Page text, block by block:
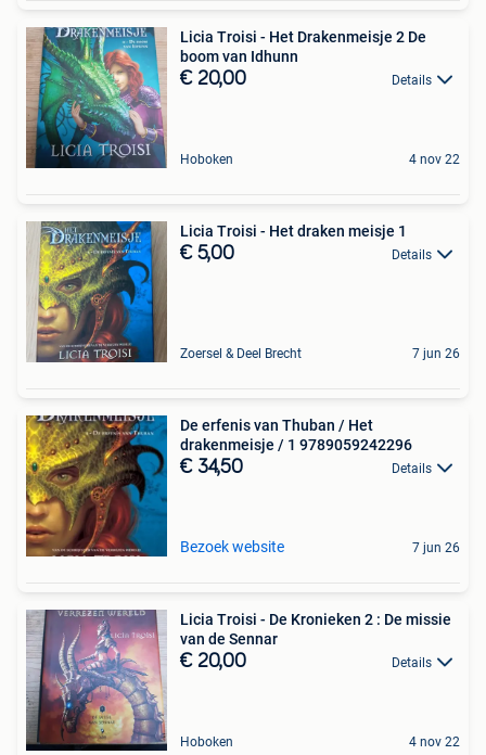
Licia Troisi - Het Drakenmeisje 2 De
boom van Idhunn
€ 20,00 Details
Hoboken 4 nov 22
Licia Troisi - Het draken meisje 1
€ 5,00 Details
Zoersel & Deel Brecht 7 jun 26
De erfenis van Thuban / Het
drakenmeisje / 1 9789059242296
€ 34,50 Details
Bezoek website 7 jun 26
Licia Troisi - De Kronieken 2 : De missie
van de Sennar
€ 20,00 Details
Hoboken 4 nov 22